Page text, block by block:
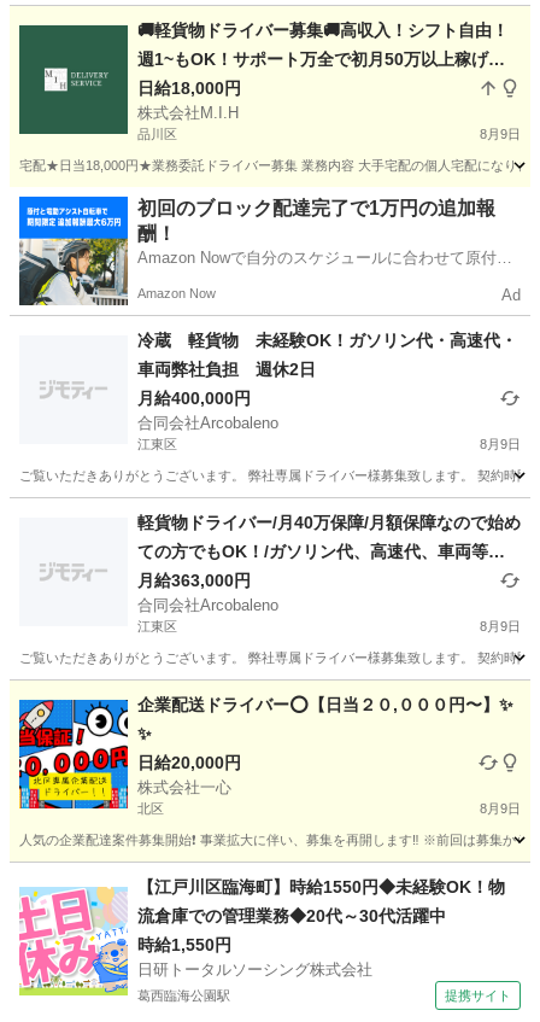
京成曳舟駅 ドライバー
🚚軽貨物ドライバー募集🚚高収入！シフト自由！
週1~もOK！サポート万全で初月50万以上稼げま
す！
日給18,000円
株式会社M.I.H
品川区 8月9日
宅配★日当18,000円★業務委託ドライバー募集 業務内容 大手宅配の個人宅配になりま
配送 業務委託
初回のブロック配達完了で1万円の追加報
酬！
Amazon Nowで自分のスケジュールに合わせて原付や
う！
Amazon Now Ad
冷蔵 軽貨物 未経験OK！ガソリン代・高速代・
車両弊社負担 週休2日
月給400,000円
合同会社Arcobaleno
江東区 8月9日
ご覧いただきありがとうございます。 弊社専属ドライバー様募集致します。 契
ドライバー 貨物
軽貨物ドライバー/月40万保障/月額保障なので始め
ての方でもOK！/ガソリン代、高速代、車両等弊
社負担です！
月給363,000円
合同会社Arcobaleno
江東区 8月9日
ご覧いただきありがとうございます。 弊社専属ドライバー様募集致します。 契
ドライバー 貨物
企業配送ドライバー⭕️【日当２０,０００円〜】✨
✨
日給20,000円
株式会社一心
北区 8月9日
人気の企業配達案件募集開始❗️ 事業拡大に伴い、募集を再開します‼️ ※前回は募
ドライバー TikTok
【江戸川区臨海町】時給1550円◆未経験OK！物
流倉庫での管理業務◆20代～30代活躍中
時給1,550円
日研トータルソーシング株式会社
葛西臨海公園駅 提携サイト